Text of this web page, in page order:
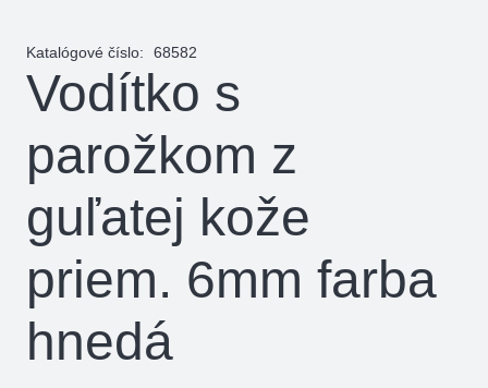
Katalógové číslo: 68582
Vodítko s
parožkom z
guľatej kože
priem. 6mm farba
hnedá